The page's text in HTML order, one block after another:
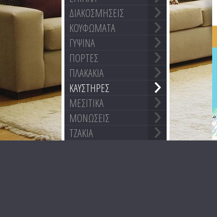
ΔΙΑΚΟΣΜΗΣΕΙΣ
ΚΟΥΦΩΜΑΤΑ
ΓΥΨΙΝΑ
ΠΟΡΤΕΣ
ΠΛΑΚΑΚΙΑ
ΚΑΥΣΤΗΡΕΣ
ΜΕΣΙΤΙΚΑ
ΜΟΝΩΣΕΙΣ
ΤΖΑΚΙΑ